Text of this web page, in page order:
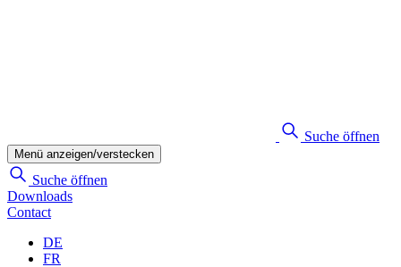
Suche öffnen
Menü anzeigen/verstecken
Suche öffnen
Downloads
Contact
DE
FR